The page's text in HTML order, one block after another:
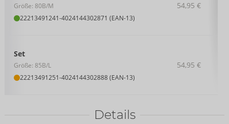
Größe: 80B/M
22213491241-4024144302871 (EAN-13)
54,95 €
Set
Größe: 85B/L
22213491251-4024144302888 (EAN-13)
54,95 €
Details